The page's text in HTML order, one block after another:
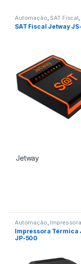
Automação SAT Fiscal
Tecnologia Fiscal
SAT Fiscal Jetway
Jetway
Automação Impressora
Impressora Não Fiscal
Impressora Térmica
JP-500